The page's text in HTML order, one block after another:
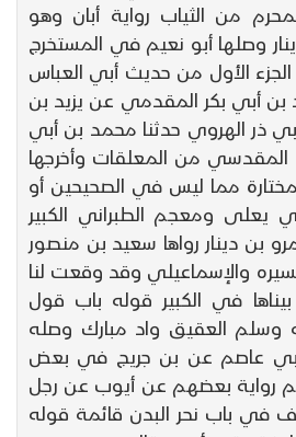
من الثياب رواية أبان وهو
وصلها أبو نعيم في المستخرج
الأول من حديث أبي العباس
بن أبي بكر المقدمي عن يزيد بن
ذر الهروي حدثنا محمد بن أبي
المقدسي من المعلقات وأخرجها
مما ليس في الصحيحين أو
يعلى ومعجم الطبراني الكبير
بن دينار رواها سعيد بن منصور
والإسماعيلي وقد وقعت لنا
في الكبير قوله باب قول
وسلم العقيق واد مبارك وصله
أبي عاصم عن بن جريج في بعض
رواية بعضهم عن أيوب عن رجل
في باب نحر البدن قائمة قوله